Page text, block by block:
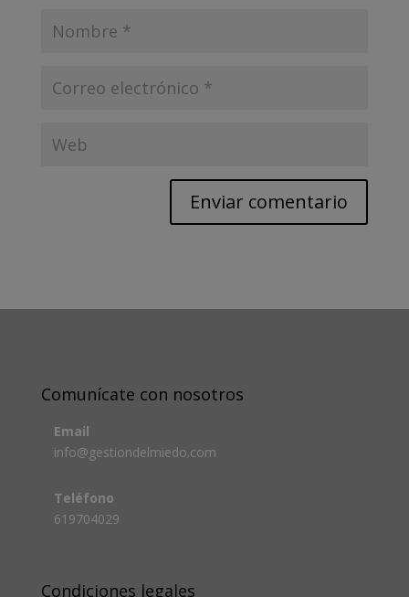
Comunícate con nosotros
Email
info@gestiondelmiedo.com
Teléfono
619704029
Condiciones legales